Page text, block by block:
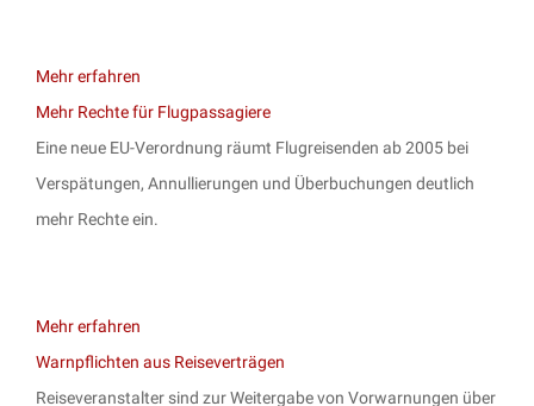
Mehr erfahren
Mehr Rechte für Flugpassagiere
Eine neue EU-Verordnung räumt Flugreisenden ab 2005 bei
Verspätungen, Annullierungen und Überbuchungen deutlich
mehr Rechte ein.
Mehr erfahren
Warnpflichten aus Reiseverträgen
Reiseveranstalter sind zur Weitergabe von Vorwarnungen über